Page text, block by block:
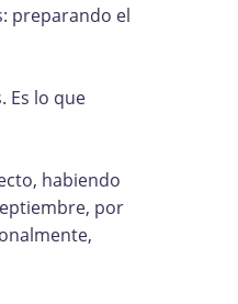
preparando el
Es lo que
habiendo
por